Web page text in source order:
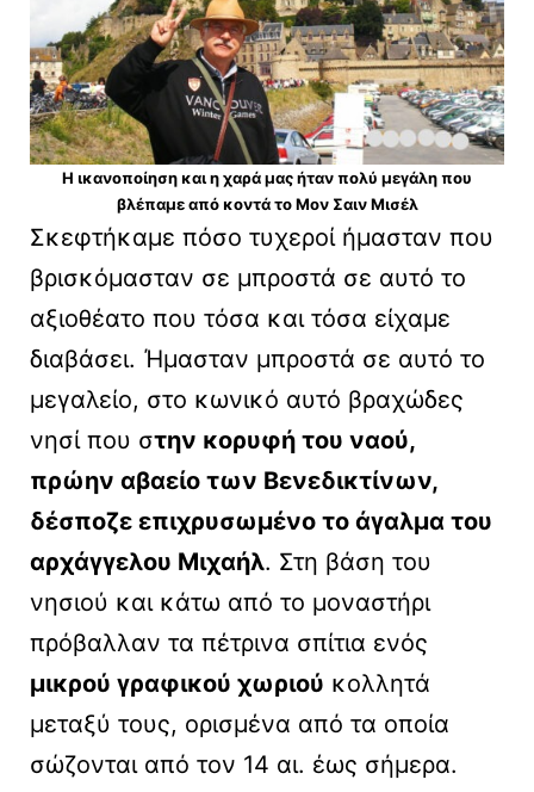
Η ικανοποίηση και η χαρά μας ήταν πολύ μεγάλη που
βλέπαμε από κοντά το Μον Σαιν Μισέλ
Σκεφτήκαμε πόσο τυχεροί ήμασταν που
βρισκόμασταν σε μπροστά σε αυτό το
αξιοθέατο που τόσα και τόσα είχαμε
διαβάσει. Ήμασταν μπροστά σε αυτό το
μεγαλείο, στο κωνικό αυτό βραχώδες
νησί που στην κορυφή του ναού,
πρώην αβαείο των Βενεδικτίνων,
δέσποζε επιχρυσωμένο το άγαλμα του
αρχάγγελου Μιχαήλ. Στη βάση του
νησιού και κάτω από το μοναστήρι
πρόβαλλαν τα πέτρινα σπίτια ενός
μικρού γραφικού χωριού κολλητά
μεταξύ τους, ορισμένα από τα οποία
σώζονται από τον 14 αι. έως σήμερα.